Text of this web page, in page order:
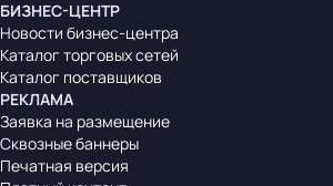
БИЗНЕС-ЦЕНТР
Новости бизнес-центра
Каталог торговых сетей
Каталог поставщиков
РЕКЛАМА
Заявка на размещение
Сквозные баннеры
Печатная версия